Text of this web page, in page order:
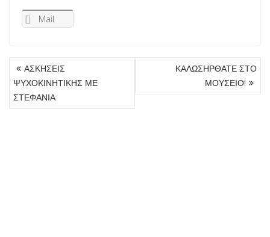
Mail
ΠΛΟΉΓΗΣΗ
ΆΡΘΡΩΝ
ΑΣΚΗΣΕΙΣ
ΨΥΧΟΚΙΝΗΤΙΚΗΣ ΜΕ
ΣΤΕΦΑΝΙΑ
ΚΑΛΩΣΗΡΘΑΤΕ ΣΤΟ
ΜΟΥΣΕΙΟ!